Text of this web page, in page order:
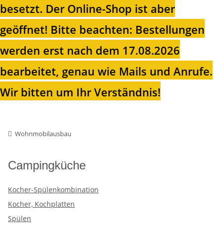
besetzt. Der Online-Shop ist aber
geöffnet! Bitte beachten: Bestellungen
werden erst nach dem 17.08.2026
bearbeitet, genau wie Mails und Anrufe.
Wir bitten um Ihr Verständnis!
Wohnmobilausbau
Campingküche
Kocher-Spülenkombination
Kocher, Kochplatten
Spülen